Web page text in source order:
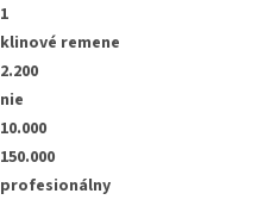
1
klinové remene
2.200
nie
10.000
150.000
profesionálny